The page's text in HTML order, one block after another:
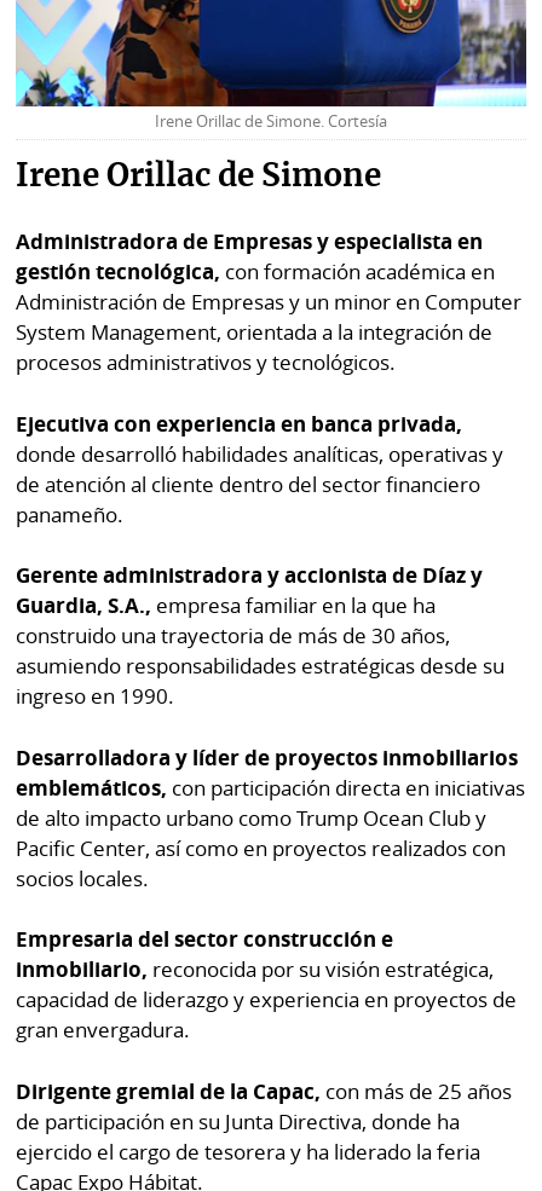
Irene Orillac de Simone. Cortesía
Irene Orillac de Simone
Administradora de Empresas y especialista en
gestión tecnológica, con formación académica en
Administración de Empresas y un minor en Computer
System Management, orientada a la integración de
procesos administrativos y tecnológicos.
Ejecutiva con experiencia en banca privada,
donde desarrolló habilidades analíticas, operativas y
de atención al cliente dentro del sector financiero
panameño.
Gerente administradora y accionista de Díaz y
Guardia, S.A., empresa familiar en la que ha
construido una trayectoria de más de 30 años,
asumiendo responsabilidades estratégicas desde su
ingreso en 1990.
Desarrolladora y líder de proyectos inmobiliarios
emblemáticos, con participación directa en iniciativas
de alto impacto urbano como Trump Ocean Club y
Pacific Center, así como en proyectos realizados con
socios locales.
Empresaria del sector construcción e
inmobiliario, reconocida por su visión estratégica,
capacidad de liderazgo y experiencia en proyectos de
gran envergadura.
Dirigente gremial de la Capac, con más de 25 años
de participación en su Junta Directiva, donde ha
ejercido el cargo de tesorera y ha liderado la feria
Capac Expo Hábitat.